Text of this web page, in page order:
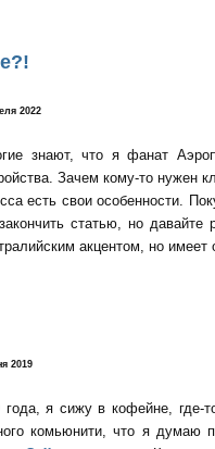
2022
знают, что я фанат
Зачем кому-то нужен
есть свои особенности.
статью, но давайте
акцентом, но имеет
2019
года, я сижу в кофейне,
комьюнити, что я